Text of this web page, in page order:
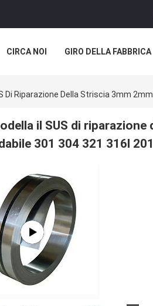
CIRCA NOI GIRO DELLA FABBRICA
Di Riparazione Della Striscia 3mm
il SUS di
301 304 321 316l